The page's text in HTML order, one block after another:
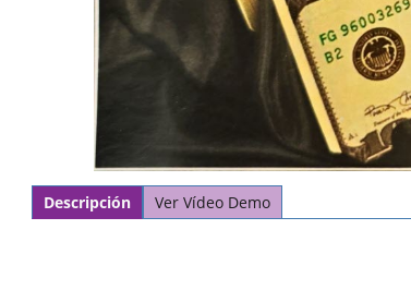
Descripción Ver Vídeo Demo